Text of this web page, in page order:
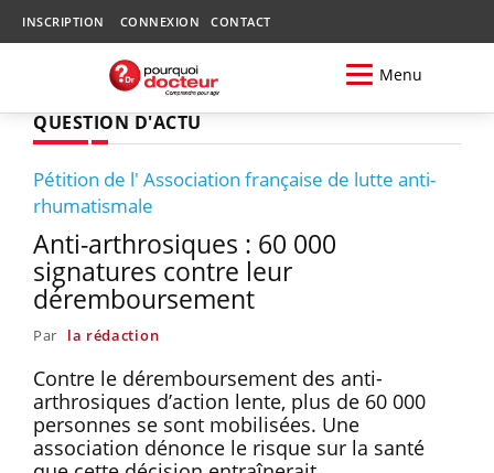
INSCRIPTION CONNEXION CONTACT
Menu
QUESTION D'ACTU
Pétition de l' Association française de lutte anti-
rhumatismale
Anti-arthrosiques : 60 000
signatures contre leur
déremboursement
Par la rédaction
Contre le déremboursement des anti-
arthrosiques d’action lente, plus de 60 000
personnes se sont mobilisées. Une
association dénonce le risque sur la santé